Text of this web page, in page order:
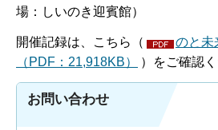
場：しいのき迎賓館）
開催記録は、こちら（
のと未
（PDF：21,918KB）
）をご確認く
お問い合わせ